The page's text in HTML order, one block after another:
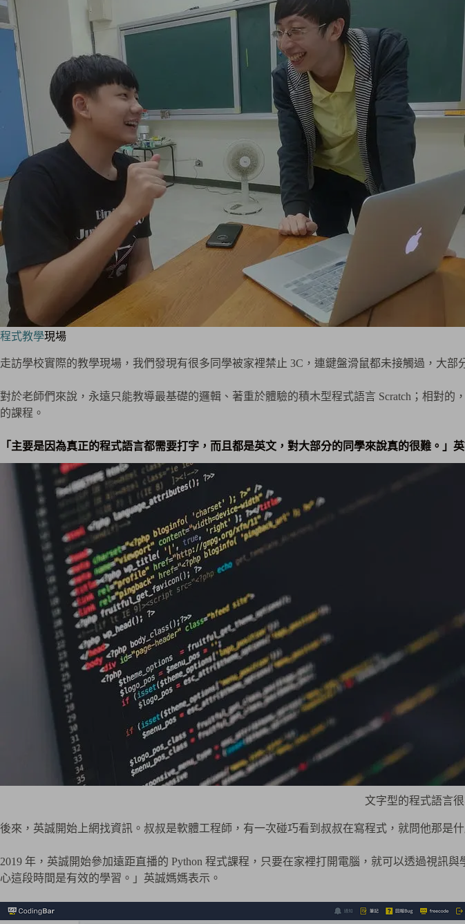
程式教學現場
走訪學校實際的教學現場，我們發現有很多同學被家裡禁止 3C，連鍵盤滑鼠都未接觸過，大部
對於老師們來說，永遠只能教導最基礎的邏輯、著重於體驗的積木型程式語言 Scratch；相對
的課程。
「主要是因為真正的程式語言都需要打字，而且都是英文，對大部分的同學來說真的很難。」英
文字型的程式語言
後來，英誠開始上網找資訊。叔叔是軟體工程師，有一次碰巧看到叔叔在寫程式，就問他那是
2019 年，英誠開始參加遠距直播的 Python 程式課程，只要在家裡打開電腦，就可以透過視訊
心這段時間是有效的學習。」英誠媽媽表示。